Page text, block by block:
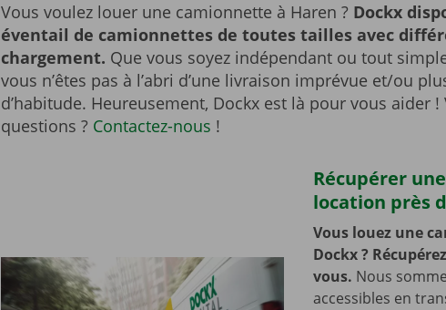
Vous voulez louer une camionnette à Haren ? Dockx
éventail de camionnettes de toutes tailles avec
chargement. Que vous soyez indépendant ou tout
vous n’êtes pas à l’abri d’une livraison imprévue et/ou
d’habitude. Heureusement, Dockx est là pour vous aider !
questions ? Contactez-nous !
Récupérer
location près
Vous louez une
Dockx ?
vous. Nous
accessibles en